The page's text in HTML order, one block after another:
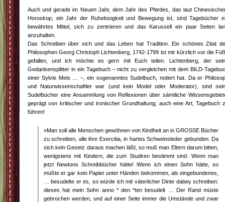
Auch und gerade im Neuen Jahr, dem Jahr des Pferdes, das laut
Horoskop, ein Jahr der Ruhelosigkeit und Bewegung ist, sind Tagebücher
bewährtes Mittel, sich zu zentrieren und das Karussell ein paar Seiten
anzuhalten.
Das Schreiben über sich und das Leben hat Tradition. Ein schönes Zitat
Philosophen Georg Christoph Lichtenberg, 1742-1799 ist mir kürzlich vor die
gefallen, und ich möchte es gern mit Euch teilen. Lichtenberg, der
Gedankensplitter in ein Tagebuch – nicht zu vergleichen mit dem BILD-
einer Sylvie Meis … –, ein sogenanntes Sudelbuch, notiert hat. Da er
und Naturwissenschaftler war (und kein Model oder Moderator), sind
Sudelbücher eine Ansammlung von Reflexionen über sämtliche
geprägt von kritischer und ironischer Grundhaltung; auch eine Art, Tagebuch
führen!
»Man soll alle Menschen gewöhnen von Kindheit an in GROSSE Bücher
zu schreiben, alle ihre Exercitia, in hartes Schweinsleder gebunden. Da
sich kein Gesetz daraus machen läßt, so muß man Eltern darum bitten,
wenigstens mit Kindern, die zum Studiren bestimmt sind. Wenn man
jetzt Newtons Schreibbücher hätte! Wenn ich einen Sohn hätte, so
müßte er gar kein Papier unter Händen bekommen, als eingebundenes,
… besudelte er es, so würde ich mit väterlicher Dinte dabey schreiben:
dieses hat mein Sohn anno * den *ten besudelt … Der Rand müste
gebrochen werden, und auf einer Seite immer die Umstände und zwar